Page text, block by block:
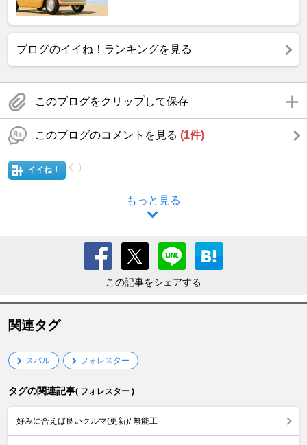
ブログのイイね！ランキングを見る
このブログをクリップして保存
このブログのコメントを見る (1件)
イイね！
もっと見る
この記事をシェアする
関連タグ
スバル フォレスター
タグの関連記事( フォレスター )
好みに合えば良いクルマ(更新)/ 無能工